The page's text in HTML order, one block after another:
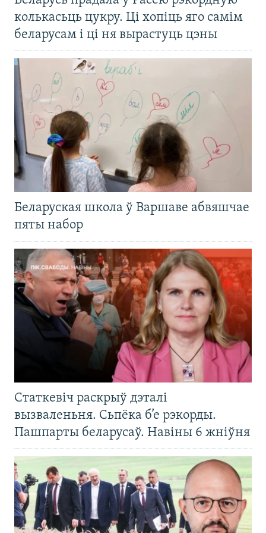
колькасьць цукру. Ці хопіць яго самім
беларусам і ці ня вырастуць цэны
Беларуская школа ў Варшаве абвяшчае
пяты набор
Статкевіч раскрыў дэталі
вызваленьня. Сьпёка б’е рэкорды.
Пашпарты беларусаў. Навіны 6 жніўня